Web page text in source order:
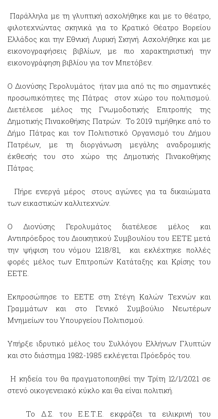
Παράλληλα με τη γλυπτική ασχολήθηκε και με το θέατρο,
φιλοτεχνώντας σκηνικά για το Κρατικό Θέατρο Βορείου
Ελλάδος και την Εθνική Λυρική Σκηνή. Ασχολήθηκε και με
εικονογραφήσεις βιβλίων, με πιο χαρακτηριστική την
εικονογράφηση βιβλίου για τον Μπετόβεν.
Ο Διονύσης Γερολυμάτος ήταν μια από τις πιο σημαντικές
προσωπικότητες της Πάτρας στον χώρο του πολιτισμού.
Διετέλεσε μέλος της Γνωμοδοτικής Επιτροπής της
Δημοτικής Πινακοθήκης Πατρών. Το 2019 τιμήθηκε από το
Δήμο Πάτρας και τον Πολιτιστικό Οργανισμό του Δήμου
Πατρέων, με τη διοργάνωση μεγάλης αναδρομικής
έκθεσής του στο χώρο της Δημοτικής Πινακοθήκης
Πάτρας.
Πήρε ενεργά μέρος στους αγώνες για τα δικαιώματα
των εικαστικών καλλιτεχνών.
Ο Διονύσης Γερολυμάτος διατέλεσε μέλος και
Αντιπρόεδρος του Διοικητικού Συμβουλίου του ΕΕΤΕ μετά
την ψήφιση του νόμου 1218/81, και εκλέχτηκε πολλές
φορές μέλος των Επιτροπών Κατάταξης και Κρίσης του
ΕΕΤΕ.
Εκπροσώπησε το ΕΕΤΕ στη Στέγη Καλών Τεχνών και
Γραμμάτων και στο Γενικό Συμβούλιο Νεωτέρων
Μνημείων του Υπουργείου Πολιτισμού.
Υπήρξε ιδρυτικό μέλος του Συλλόγου Ελλήνων Γλυπτών
και στο διάστημα 1982-1985 εκλέγεται Πρόεδρός του.
Η κηδεία του θα πραγματοποιηθεί την Τρίτη 12/1/2021 σε
στενό οικογενειακό κύκλο και θα είναι πολιτική.
Το Δ.Σ. του Ε.Ε.Τ.Ε. εκφράζει τα ειλικρινή του